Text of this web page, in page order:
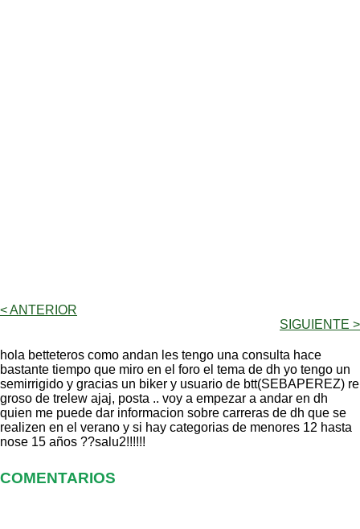
< ANTERIOR
SIGUIENTE >
hola betteteros como andan les tengo una consulta hace
bastante tiempo que miro en el foro el tema de dh yo tengo un
semirrigido y gracias un biker y usuario de btt(SEBAPEREZ) re
groso de trelew ajaj, posta .. voy a empezar a andar en dh
quien me puede dar informacion sobre carreras de dh que se
realizen en el verano y si hay categorias de menores 12 hasta
nose 15 años ??salu2!!!!!!
COMENTARIOS